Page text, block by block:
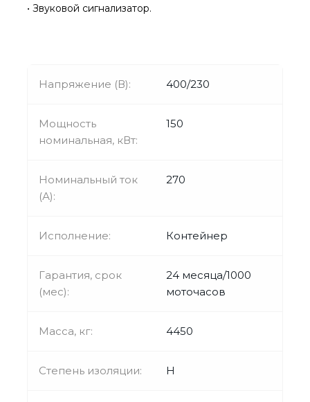
• Звуковой сигнализатор.
Напряжение (В): 400/230
Мощность
номинальная, кВт:
150
Номинальный ток
(А):
270
Исполнение: Контейнер
Гарантия, срок
(мес):
24 месяца/1000
моточасов
Масса, кг: 4450
Степень изоляции: H